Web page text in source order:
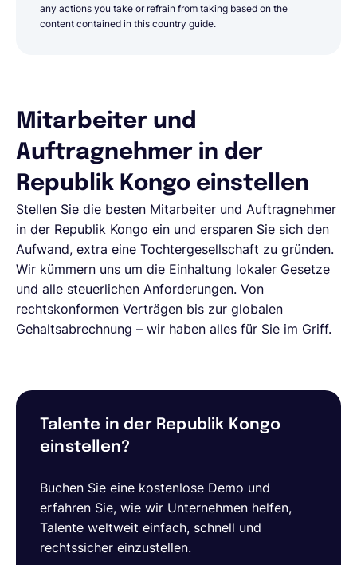
any actions you take or refrain from taking based on the
content contained in this country guide.
Mitarbeiter und
Auftragnehmer in der
Republik Kongo einstellen
Stellen Sie die besten Mitarbeiter und Auftragnehmer
in der Republik Kongo ein und ersparen Sie sich den
Aufwand, extra eine Tochtergesellschaft zu gründen.
Wir kümmern uns um die Einhaltung lokaler Gesetze
und alle steuerlichen Anforderungen. Von
rechtskonformen Verträgen bis zur globalen
Gehaltsabrechnung – wir haben alles für Sie im Griff.
Talente in der Republik Kongo
einstellen?
Buchen Sie eine kostenlose Demo und
erfahren Sie, wie wir Unternehmen helfen,
Talente weltweit einfach, schnell und
rechtssicher einzustellen.